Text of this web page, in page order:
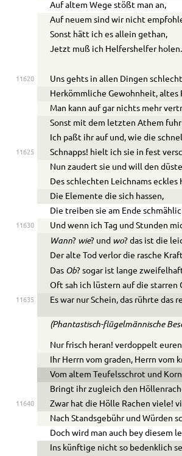
Auf altem Wege stößt man an,
Auf neuem sind wir nicht
Sonst hätt ich es allein gethan,
Jetzt muß ich Helfershelfer holen.
11620
Uns gehts in allen Dingen
Herkömmliche Gewohnheit, altes
Man kann auf gar nichts mehr
Sonst mit dem letzten Athem fuhr
Ich paßt ihr auf und, wie die
11625
Schnapps! hielt ich sie in fest
Nun zaudert sie und will den
Des schlechten Leichnams eckles
Die Elemente die sich hassen,
Die treiben sie am Ende
11630 Und wenn ich Tag und Stunden
Wann? wie? und wo? das ist die
Der alte Tod verlor die rasche
Das Ob? sogar ist lange
Oft sah ich lüstern auf die starren
11635 Es war nur Schein, das rührte das
(Phantastisch-flügelmännische
Nur frisch heran! verdoppelt
Ihr Herrn vom graden, Herrn vom
Vom altem Teufelsschrot und
Bringt ihr zugleich den
11640
Zwar hat die Hölle Rachen viele!
Nach Standsgebühr und Würden
Doch wird man auch bey diesem
Ins künftige nicht so bedenklich